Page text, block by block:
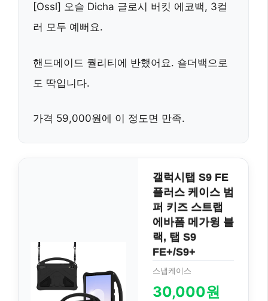
[Ossl] 오슬 Dicha 글로시 버킷 에코백, 3컬
러 모두 예뻐요.
핸드메이드 퀄리티에 반했어요. 숄더백으로
도 딱입니다.
가격 59,000원에 이 정도면 만족.
갤럭시탭 S9 FE
플러스 케이스 범
퍼 키즈 스트랩
에바폼 메가윙 블
랙, 탭 S9
FE+/S9+
스냅케이스
30,000원